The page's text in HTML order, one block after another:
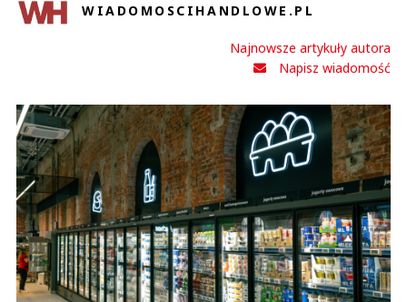
WIADOMOSCIHANDLOWE.PL
Najnowsze artykuły autora
Napisz wiadomość